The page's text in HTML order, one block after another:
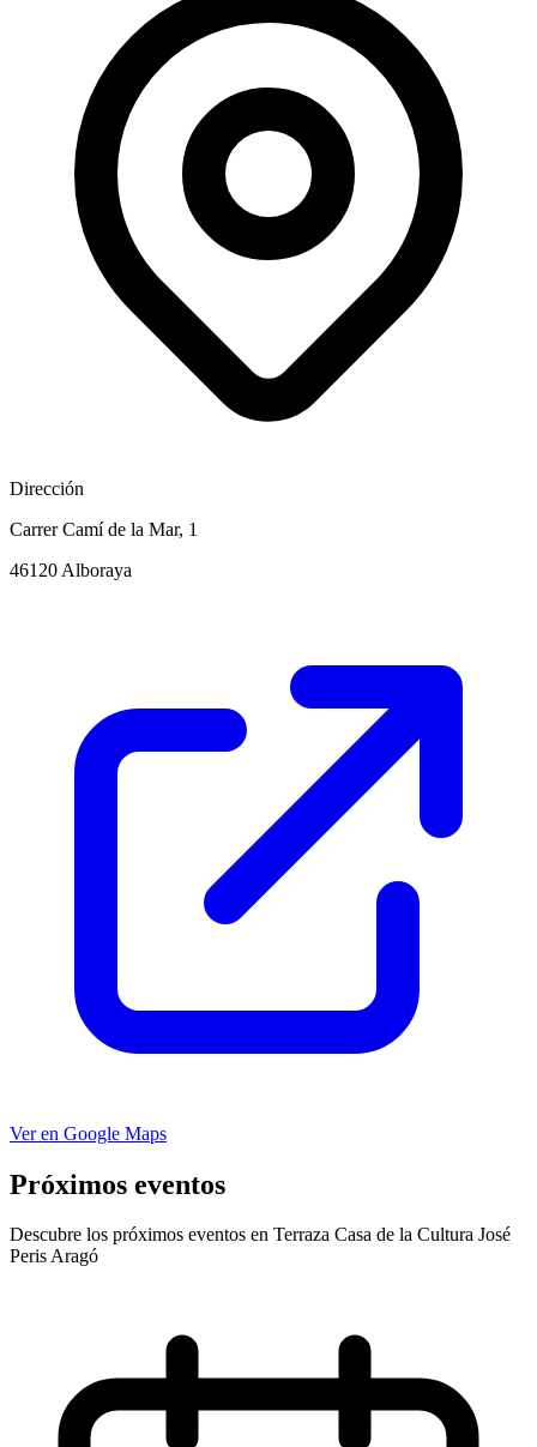
Dirección
Carrer Camí de la Mar, 1
46120 Alboraya
Ver en Google Maps
Próximos eventos
Descubre los próximos eventos en Terraza Casa de la Cultura José
Peris Aragó